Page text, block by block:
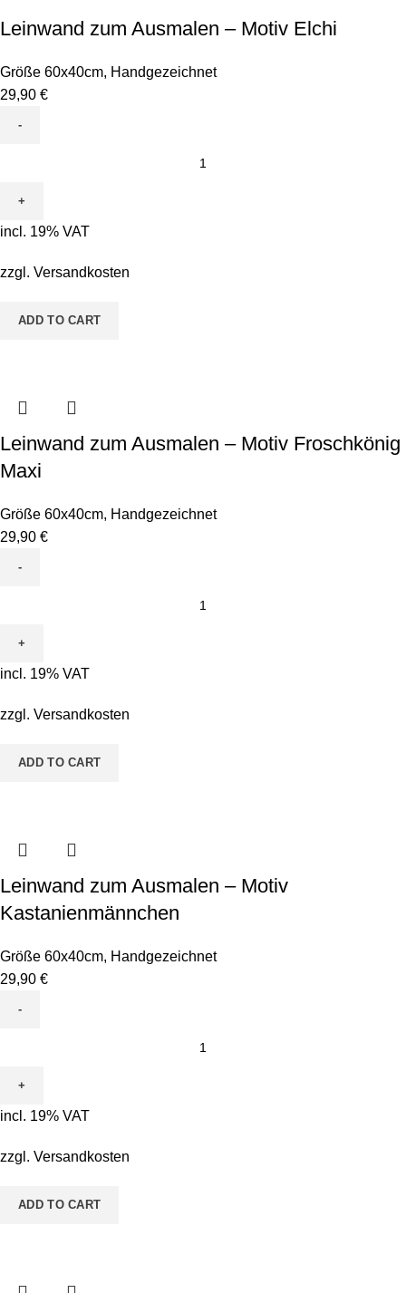
Leinwand zum Ausmalen – Motiv Elchi
Größe 60x40cm, Handgezeichnet
29,90 €
Ausmalen
-
Elchi
incl. 19% VAT
zzgl. Versandkosten
ADD TO CART
Leinwand zum Ausmalen – Motiv Froschkönig
Maxi
Größe 60x40cm, Handgezeichnet
29,90 €
Ausmalen
-
Froschkönig
quantity
incl. 19% VAT
zzgl. Versandkosten
ADD TO CART
Leinwand zum Ausmalen – Motiv
Kastanienmännchen
Größe 60x40cm, Handgezeichnet
29,90 €
Ausmalen
-
Kastanienmännchen
incl. 19% VAT
zzgl. Versandkosten
ADD TO CART